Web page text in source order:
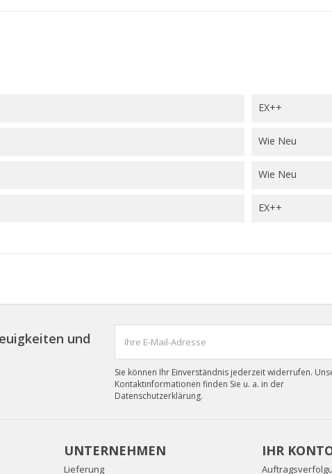
EX++
Wie Neu
Wie Neu
EX++
und
Sie können Ihr Einverständnis jederzeit widerrufen.
Kontaktinformationen finden Sie u. a. in der
Datenschutzerklärung.
UNTERNEHMEN
Lieferung
IHR